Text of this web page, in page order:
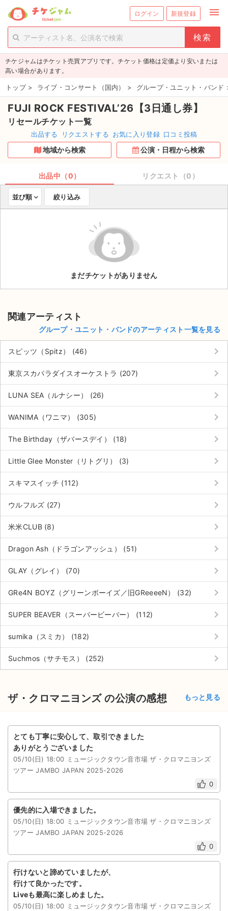
ログイン 新規登録 menu
person_add 新規会員登録
チケットを探す
新着チケット
値下げしたチケット
都道府県からチケットを探す
もうすぐ開催のチケット
チケットのリクエスト一覧
取扱チケット
ライブ・コンサート（国内）
ライブ・コンサート（海外）
スポーツ
演劇・ミュージカル
ご利用ガイド
ご利用ガイド
手数料・お支払い方法
AIに質問する
よくある質問
お知らせ
サイト情報
特定商取引法に基づく表記
公演登録依頼
不正転売禁止法について
チケットジャムの取り組み
音楽情報
チケジャムはチケット売買アプリです。チケット価格は定価より安いまたは
高い場合があります。
トップ > ライブ・コンサート（国内） > グループ・ユニット・バンド
FUJI ROCK FESTIVAL’26【3日通し券】
リセールチケット一覧
出品する リクエストする お気に入り登録 口コミ投稿
地域から検索 公演・日程から検索
出品中（0） リクエスト（0）
並び順 絞り込み
まだチケットがありません
関連アーティスト
グループ・ユニット・バンドのアーティスト一覧を見る
スピッツ（Spitz） (46) keyboard_arrow_right
東京スカパラダイスオーケストラ (207) keyboard_arrow_right
LUNA SEA（ルナシー） (26) keyboard_arrow_right
WANIMA（ワニマ） (305) keyboard_arrow_right
The Birthday（ザバースデイ） (18) keyboard_arrow_right
Little Glee Monster（リトグリ） (3) keyboard_arrow_right
スキマスイッチ (112) keyboard_arrow_right
ウルフルズ (27) keyboard_arrow_right
米米CLUB (8) keyboard_arrow_right
Dragon Ash（ドラゴンアッシュ） (51) keyboard_arrow_right
GLAY（グレイ） (70) keyboard_arrow_right
GRe4N BOYZ（グリーンボーイズ／旧GReeeeN） (32) keyboard_arrow_right
SUPER BEAVER（スーパービーバー） (112) keyboard_arrow_right
sumika（スミカ） (182) keyboard_arrow_right
Suchmos（サチモス） (252) keyboard_arrow_right
ザ・クロマニヨンズ の公演の感想 もっと見る
とても丁寧に安心して、取引できました
ありがとうございました
05/10(日) 18:00 ミュージックタウン音市場 ザ・クロマニヨンズ
ツアー JAMBO JAPAN 2025-2026
0
優先的に入場できました。
05/10(日) 18:00 ミュージックタウン音市場 ザ・クロマニヨンズ
ツアー JAMBO JAPAN 2025-2026
0
行けないと諦めていましたが、
行けて良かったです。
Liveも最高に楽しめました。
05/10(日) 18:00 ミュージックタウン音市場 ザ・クロマニヨンズ